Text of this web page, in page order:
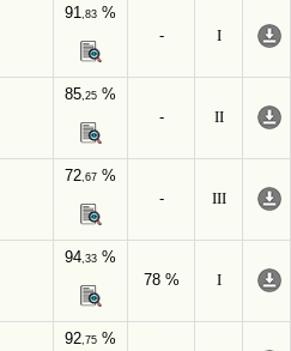
91,83 %
-
I
85,25 %
-
II
72,67 %
-
III
94,33 %
78 %
I
92,75 %